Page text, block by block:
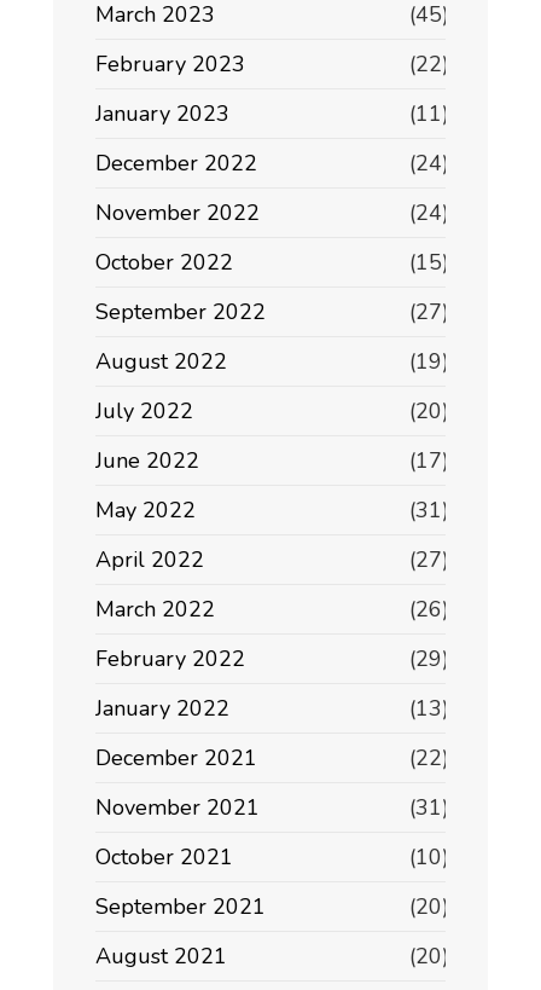
March 2023
(45)
February 2023
(22)
January 2023
(11)
December 2022
(24)
November 2022
(24)
October 2022
(15)
September 2022
(27)
August 2022
(19)
July 2022
(20)
June 2022
(17)
May 2022
(31)
April 2022
(27)
March 2022
(26)
February 2022
(29)
January 2022
(13)
December 2021
(22)
November 2021
(31)
October 2021
(10)
September 2021
(20)
August 2021
(20)